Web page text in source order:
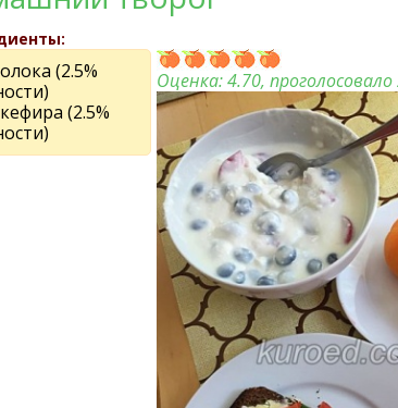
(2.5%
(2.5%
Оценка:4.70,